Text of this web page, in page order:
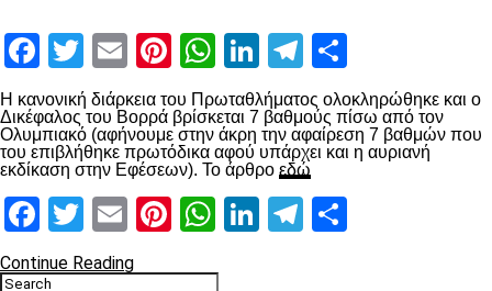
Facebook
Twitter
EmailPinterest
WhatsApp
LinkedIn
Telegram
Η κανονική διάρκεια του Πρωταθλήματος ολοκληρώθηκε και ο
Δικέφαλος του Βορρά βρίσκεται 7 βαθμούς πίσω από τον
Ολυμπιακό (αφήνουμε στην άκρη την αφαίρεση 7 βαθμών που
του επιβλήθηκε πρωτόδικα αφού υπάρχει και η αυριανή
εκδίκαση στην Εφέσεων). Το άρθρο εδώ
Facebook
Twitter
EmailPinterest
WhatsApp
LinkedIn
Telegram
Continue Reading